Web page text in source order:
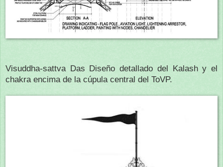
Visuddha-sattva Das Diseño detallado del Kalash y el
chakra encima de la cúpula central del ToVP.